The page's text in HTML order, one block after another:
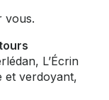
vous.
L’Écrin
et verdoyant,